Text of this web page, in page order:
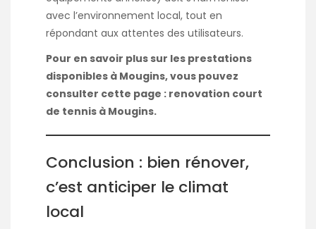
avec l’environnement local, tout en
répondant aux attentes des utilisateurs.
Pour en savoir plus sur les prestations
disponibles à Mougins, vous pouvez
consulter cette page : renovation court
de tennis à Mougins.
Conclusion : bien rénover,
c’est anticiper le climat
local